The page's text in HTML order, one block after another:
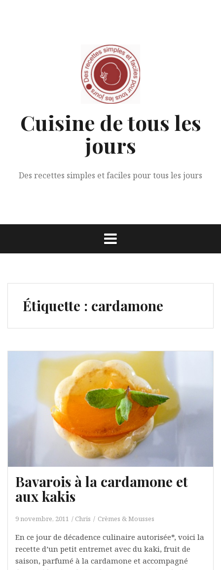
Cuisine de tous les
jours
Des recettes simples et faciles pour tous les jours
Étiquette : cardamone
Bavarois à la cardamone et
aux kakis
9 novembre, 2011 Chris Crèmes & Mousses
En ce jour de décadence culinaire autorisée*, voici la
recette d’un petit entremet avec du kaki, fruit de
saison, parfumé à la cardamone et accompagné